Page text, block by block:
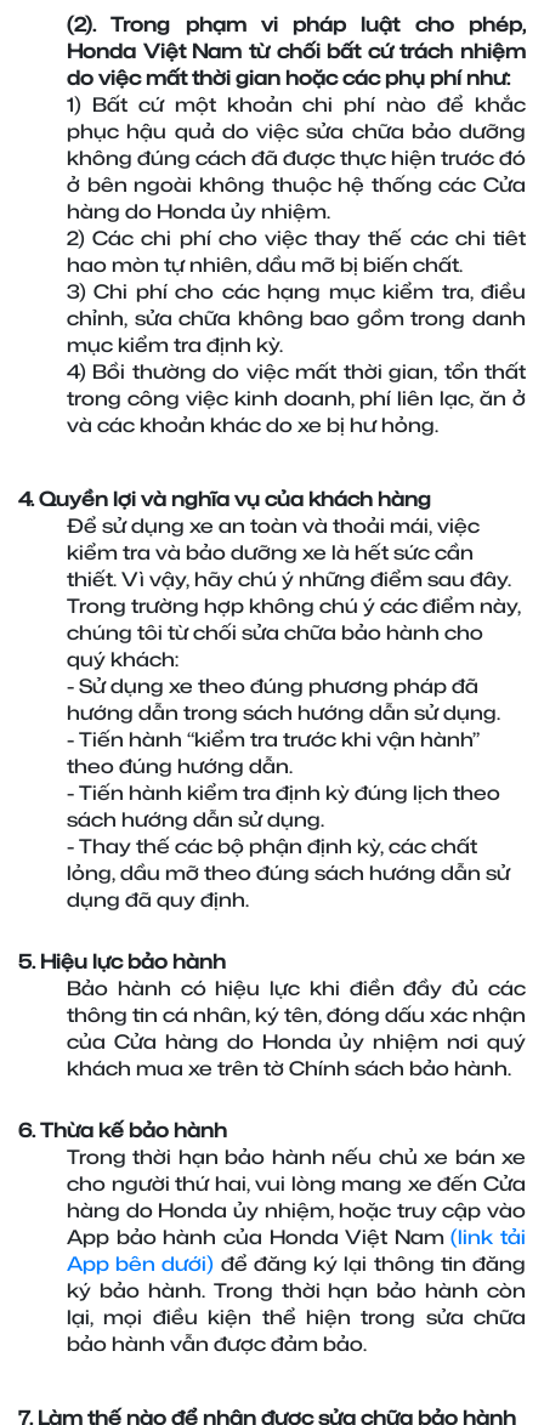
(2). Trong phạm vi pháp luật cho phép,
Honda Việt Nam từ chối bất cứ trách nhiệm
do việc mất thời gian hoặc các phụ phí như:
1) Bất cứ một khoản chi phí nào để khắc
phục hậu quả do việc sửa chữa bảo dưỡng
không đúng cách đã được thực hiện trước đó
ở bên ngoài không thuộc hệ thống các Cửa
hàng do Honda ủy nhiệm.
2) Các chi phí cho việc thay thế các chi tiêt
hao mòn tự nhiên, dầu mỡ bị biến chất.
3) Chi phí cho các hạng mục kiểm tra, điều
chỉnh, sửa chữa không bao gồm trong danh
mục kiểm tra định kỳ.
4) Bồi thường do việc mất thời gian, tổn thất
trong công việc kinh doanh, phí liên lạc, ăn ở
và các khoản khác do xe bị hư hỏng.
4. Quyền lợi và nghĩa vụ của khách hàng
Để sử dụng xe an toàn và thoải mái, việc
kiểm tra và bảo dưỡng xe là hết sức cần
thiết. Vì vậy, hãy chú ý những điểm sau đây.
Trong trường hợp không chú ý các điểm này,
chúng tôi từ chối sửa chữa bảo hành cho
quý khách:
- Sử dụng xe theo đúng phương pháp đã
hướng dẫn trong sách hướng dẫn sử dụng.
- Tiến hành “kiểm tra trước khi vận hành”
theo đúng hướng dẫn.
- Tiến hành kiểm tra định kỳ đúng lịch theo
sách hướng dẫn sử dụng.
- Thay thế các bộ phận định kỳ, các chất
lỏng, dầu mỡ theo đúng sách hướng dẫn sử
dụng đã quy định.
5. Hiệu lực bảo hành
Bảo hành có hiệu lực khi điền đầy đủ các
thông tin cá nhân, ký tên, đóng dấu xác nhận
của Cửa hàng do Honda ủy nhiệm nơi quý
khách mua xe trên tờ Chính sách bảo hành.
6. Thừa kế bảo hành
Trong thời hạn bảo hành nếu chủ xe bán xe
cho người thứ hai, vui lòng mang xe đến Cửa
hàng do Honda ủy nhiệm, hoặc truy cập vào
App bảo hành của Honda Việt Nam (link tải
App bên dưới) để đăng ký lại thông tin đăng
ký bảo hành. Trong thời hạn bảo hành còn
lại, mọi điều kiện thể hiện trong sửa chữa
bảo hành vẫn được đảm bảo.
7. Làm thế nào để nhận được sửa chữa bảo hành